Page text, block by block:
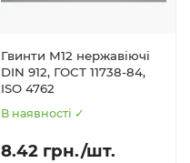
Гвинти М12 нержавіючі
DIN 912, ГОСТ 11738-84,
ISO 4762
В наявності ✓
8.42 грн./шт.